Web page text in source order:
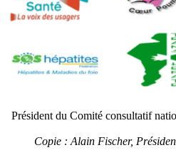
Président du Comité consultatif
Copie : Alain Fischer,